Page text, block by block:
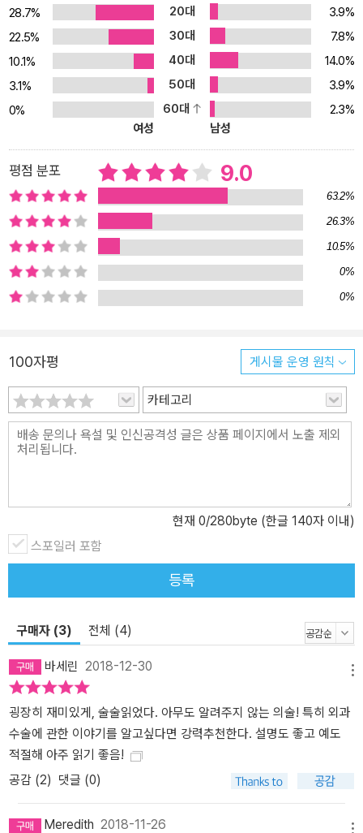
게 그들의 수술대 위에 누운 환자들의 이야기를 담은 책이다. 암살범
이 쏜 총에 맞아 뇌의 일부가 사라진 상태로 수술실에 도착한 케네디
대통령과 그를 맞은 의사들의 긴박감 넘치던 수술 현장, 포피에 생긴
문제를 해결하지 못해 7년이 넘도록 마리 앙투아네트와 진정한 부부
가 되지 못했던 루이 16세, 특이한 병과 사인으로는 따라올 자 없었던
교황들의 연대기, 출산의 고통을 참지 못해 수술에 마취가 도입되는
결정적 계기를 만들어 낸 빅토리아 여왕, 엄지발가락에 생긴 상처와
종양 때문에 유명을 달리하게 된 음악가들인 장 바티스트 륄리와 밥
말리, 대동맥류에 걸리고도 예상보다 7년을 더 살아 ‘수술의 상대
성’을 몸소 보여 준 아인슈타인 등 보통의 역사서라면 주목하지 못했
을 순간들이 우리의 눈앞에 펼쳐진다. 아무리 범상치 않은 인물들이
라도 인간이라면 누구나 겪는 병을 피해 가지는 못했기에, 그들의 ‘평
범한’ 이야기는 오히려 더 특별하게 다가온다. “외과 의사의 손길이
느껴지는 역사. 능숙하고 날카롭고 때로는 피비린내가 진동을 한다.
예술과 의학 그리고 위험천만한 난도질이 결합된 매력적인 이야기.”
로 일어난 일들을 28개의 이야기로 엮어 수술사의 변곡점들을 흥미
롭게 보여 준다. ‘역사 자료’, ‘인터뷰’, ‘언론 보도 내용’, ‘해당 인물의 전
기’, ‘그들에 관한 여타 기록’을 바탕으로 구성한 사실들에 지은이의 외
과의로서의 전문지식과 경험을 더해 수술의 역사로서도, 한 인간이
겪은 인상적인 순간에 대한 기록으로서도 손색이 없는 다면적이고 페
하고자 했던 외과 의사들의 분투가 속도감 있게 전개되는 데다 수술
장면은 마치 영상을 보는 것처럼 생생하고, 몇몇 장은 추리소설을 연
상시키는 서스펜스를 담고 있기도 해서 책장이 빠르게 넘어간다. 또
정확한 비유와 수술과 관련된 친절한 설명을 더해 독자들의 이해를
떻게 기능하는지, 그리고 그 기능이 유지될 수 있도록 외과 의사가 하
는 일은 무엇인지에 관한 내용도 포함하고 있어 우리 몸을 더 깊이 이
해하는 기회도 마련해 준다. 고대 그리스 시대부터 마취도 없이 팔다
리를 절단하던 시대를 지나 최첨단 뇌 수술이 이루어지는 오늘날, 그
리고 먼 미래까지 수천 년을 아우르는 놀라운 이야기를 선보이는 이
책은 때로는 독자를 움찔하게 하고 때로는 피식 웃게 만드는 입체적
이고 독특한 매력을 보여 주며 ‘의학의 역사’라는 분야에서도 이토록
흥미진진한 스토리텔링이 가능하다는 것을 증명해 낸다. 인간의 고통
28.7%
20대
3.9%
22.5%
30대
7.8%
10.1%
40대
14.0%
3.1%
50대
3.9%
0%
60대
2.3%
여성
남성
평점 분포 9.0
63.2%
26.3%
10.5%
0%
0%
100자평 게시물 운영 원칙
카테고리
현재 0/280byte (한글 140자 이내)
스포일러 포함
등록
구매자 (3) 전체 (4)
바세린 2018-12-30
굉장히 재미있게, 술술읽었다. 아무도 알려주지 않는 의술! 특히 외과
수술에 관한 이야기를 알고싶다면 강력추천한다. 설명도 좋고 예도
적절해 아주 읽기 좋음!
공감 (2) 댓글 (0)
Meredith 2018-11-26